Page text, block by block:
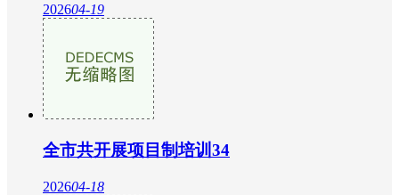
202604-19
全市共开展项目制培训34
202604-18